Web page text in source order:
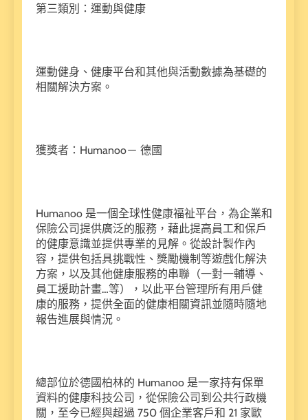
第三類別：運動與健康
運動健身、健康平台和其他與活動數據為基礎的
相關解決方案。
獲獎者：Humanoo－ 德國
Humanoo 是一個全球性健康福祉平台，為企業和
保險公司提供廣泛的服務，藉此提高員工和保戶
的健康意識並提供專業的見解。從設計製作內
容，提供包括具挑戰性、獎勵機制等遊戲化解決
方案，以及其他健康服務的串聯（一對一輔導、
員工援助計畫…等），以此平台管理所有用戶健
康的服務，提供全面的健康相關資訊並隨時隨地
報告進展與情況。
總部位於德國柏林的 Humanoo 是一家持有保單
資料的健康科技公司，從保險公司到公共行政機
關，至今已經與超過 750 個企業客戶和 21 家歐